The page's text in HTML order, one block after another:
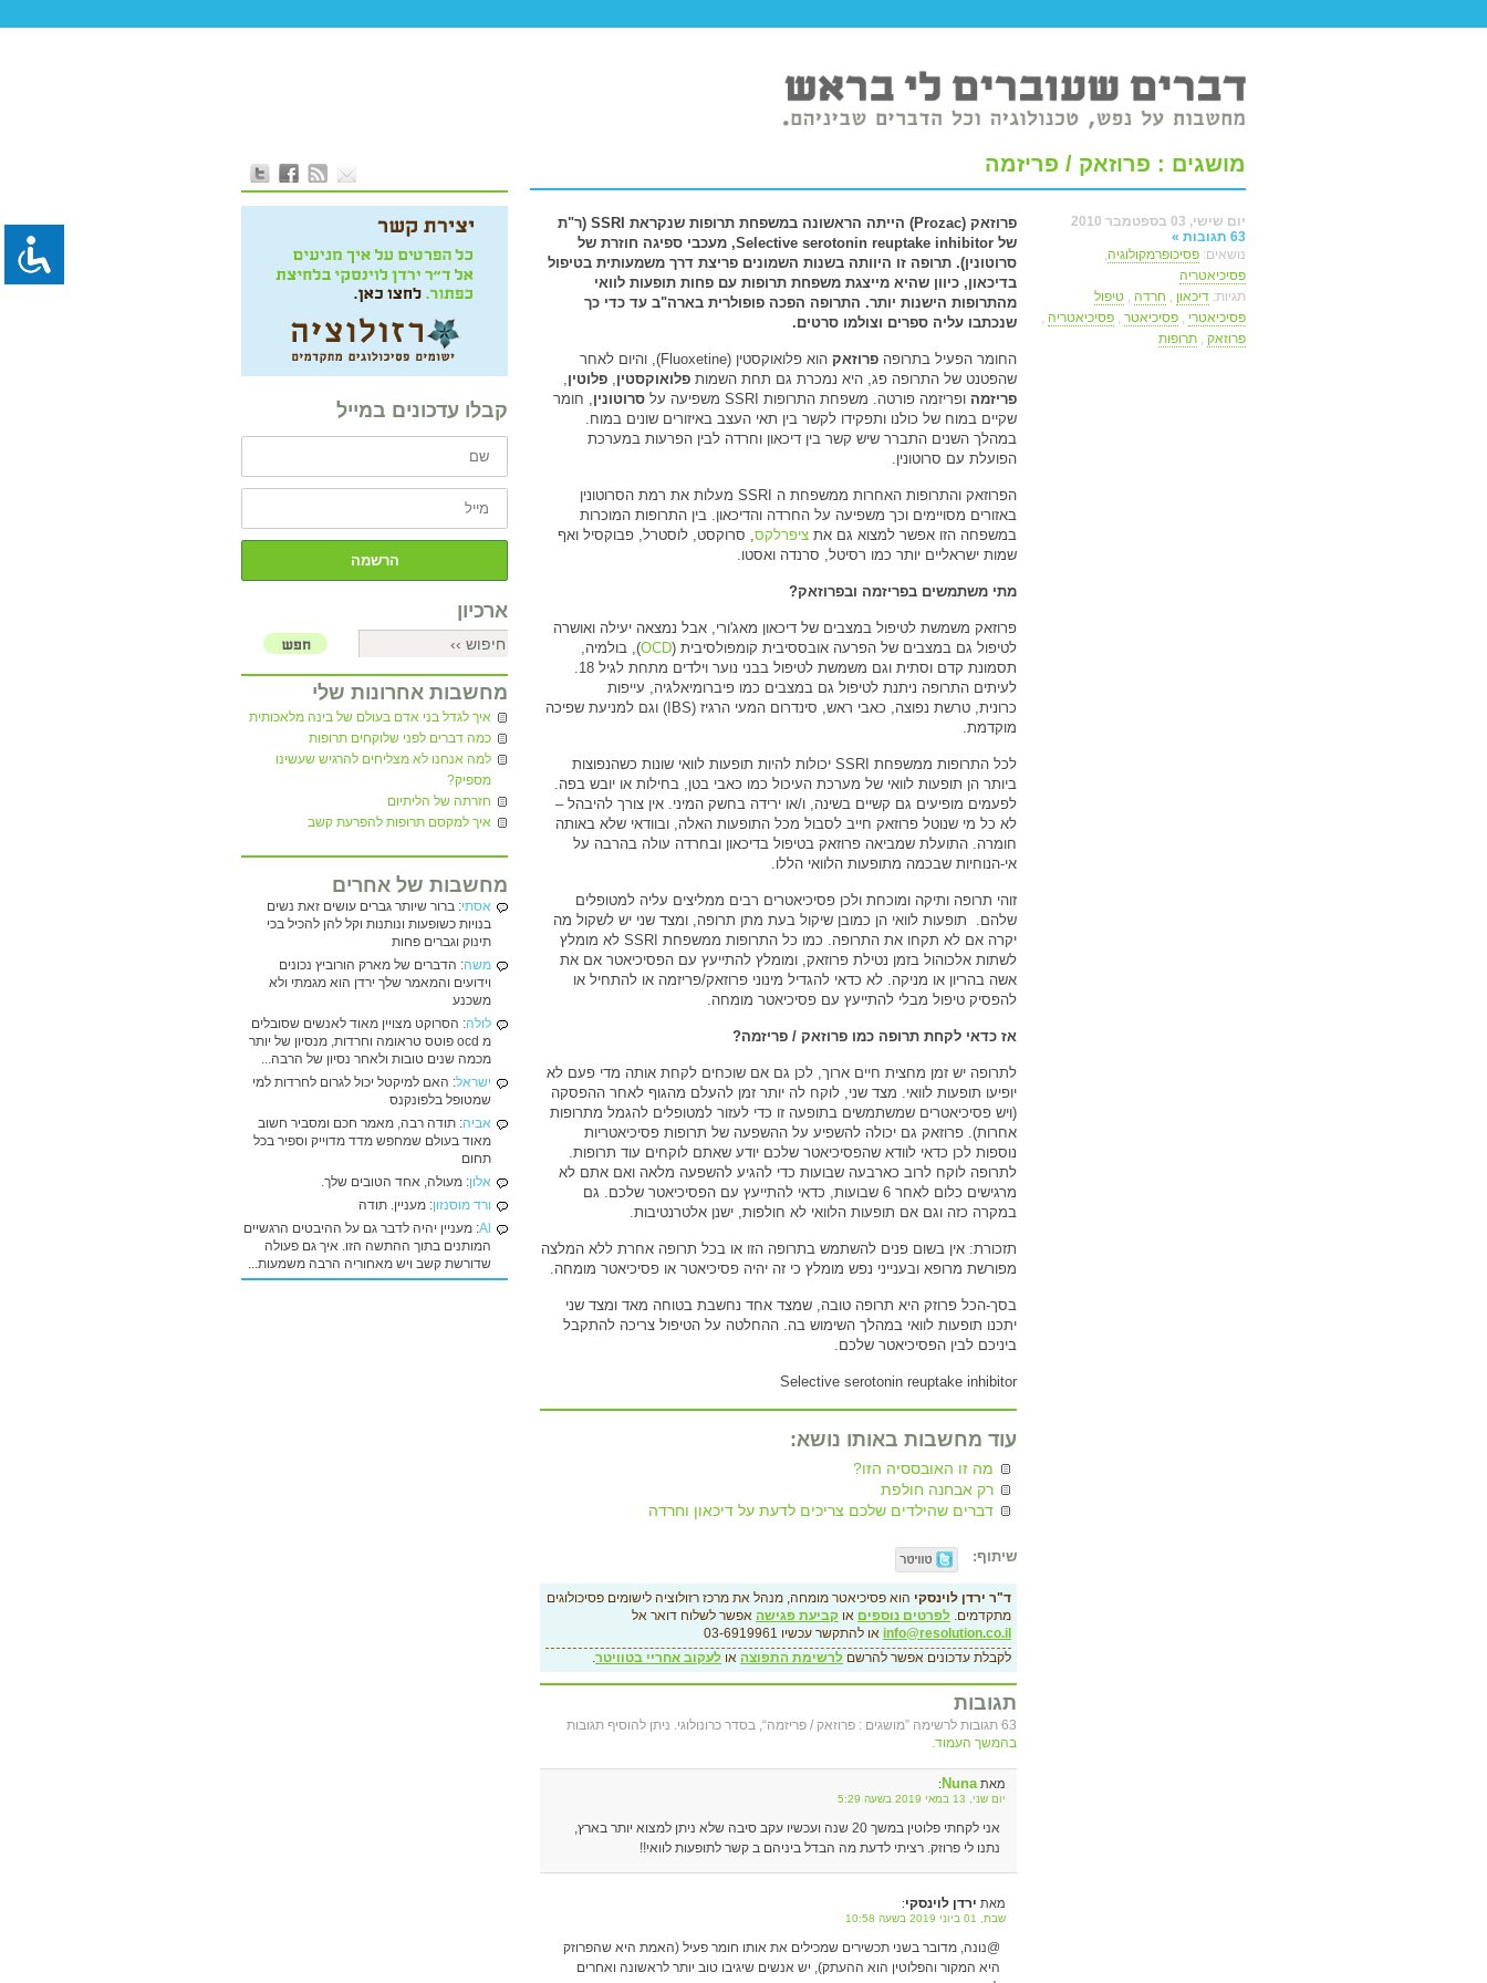
מושגים : פרוזאק / פריזמה
יום שישי, 03 בספטמבר 2010
63 תגובות »
נושאים: פסיכופרמקולוגיה,
פסיכיאטריה
תגיות: דיכאון , חרדה , טיפול
פסיכיאטרי , פסיכיאטר , פסיכיאטריה ,
פרוזאק , תרופות
פרוזאק (Prozac) הייתה הראשונה במשפחת תרופות שנקראת SSRI (ר"ת
של Selective serotonin reuptake inhibitor, מעכבי ספיגה חוזרת של
סרוטונין). תרופה זו היוותה בשנות השמונים פריצת דרך משמעותית בטיפול
בדיכאון, כיוון שהיא מייצגת משפחת תרופות עם פחות תופעות לוואי
מהתרופות הישנות יותר. התרופה הפכה פופולרית בארה"ב עד כדי כך
שנכתבו עליה ספרים וצולמו סרטים.
החומר הפעיל בתרופה פרוזאק
הוא פלואוקסטין (Fluoxetine), והיום לאחר
שהפטנט של התרופה פג, היא נמכרת גם תחת השמות פלואוקסטין, פלוטין,
פריזמה ופריזמה פורטה. משפחת התרופות SSRI משפיעה על סרוטונין, חומר
שקיים במוח של כולנו ותפקידו לקשר בין תאי העצב באיזורים שונים במוח.
במהלך השנים התברר שיש קשר בין דיכאון וחרדה לבין הפרעות במערכת
הפועלת עם סרוטונין.
הפרוזאק והתרופות האחרות ממשפחת ה SSRI מעלות את רמת הסרוטונין
באזורים מסויימים וכך משפיעה על החרדה והדיכאון. בין התרופות המוכרות
במשפחה הזו אפשר למצוא גם את ציפרלקס, סרוקסט, לוסטרל, פבוקסיל ואף
שמות ישראליים יותר כמו רסיטל, סרנדה ואסטו.
מתי משתמשים בפריזמה ובפרוזאק?
פרוזאק משמשת לטיפול במצבים של דיכאון מאג'ורי, אבל נמצאה יעילה ואושרה
לטיפול גם במצבים של הפרעה אובססיבית קומפולסיבית (OCD), בולמיה,
תסמונת קדם וסתית וגם משמשת לטיפול בבני נוער וילדים מתחת לגיל 18.
לעיתים התרופה ניתנת לטיפול גם במצבים כמו פיברומיאלגיה, עייפות
כרונית, טרשת נפוצה, כאבי ראש, סינדרום המעי הרגיז (IBS) וגם למניעת שפיכה
מוקדמת.
לכל התרופות ממשפחת SSRI יכולות להיות תופעות לוואי שונות כשהנפוצות
ביותר הן תופעות לוואי של מערכת העיכול כמו כאבי בטן, בחילות או יובש בפה.
לפעמים מופיעים גם קשיים בשינה, ו/או ירידה בחשק המיני. אין צורך להיבהל –
לא כל מי שנוטל פרוזאק חייב לסבול מכל התופעות האלה, ובוודאי שלא באותה
חומרה. התועלת שמביאה פרוזאק בטיפול בדיכאון ובחרדה עולה בהרבה על
אי-הנוחיות שבכמה מתופעות הלוואי הללו.
זוהי תרופה ותיקה ומוכחת ולכן פסיכיאטרים רבים ממליצים עליה למטופלים
שלהם. תופעות לוואי הן כמובן שיקול בעת מתן תרופה, ומצד שני יש לשקול מה
יקרה אם לא תקחו את התרופה. כמו כל התרופות ממשפחת SSRI לא מומלץ
לשתות אלכוהול בזמן נטילת פרוזאק, ומומלץ להתייעץ עם הפסיכיאטר אם את
אשה בהריון או מניקה. לא כדאי להגדיל מינוני פרוזאק/פריזמה או להתחיל או
להפסיק טיפול מבלי להתייעץ עם פסיכיאטר מומחה.
אז כדאי לקחת תרופה כמו פרוזאק / פריזמה?
לתרופה יש זמן מחצית חיים ארוך, לכן גם אם שוכחים לקחת אותה מדי פעם לא
יופיעו תופעות לוואי. מצד שני, לוקח לה יותר זמן להעלם מהגוף לאחר ההפסקה
(ויש פסיכיאטרים שמשתמשים בתופעה זו כדי לעזור למטופלים להגמל מתרופות
אחרות). פרוזאק גם יכולה להשפיע על ההשפעה של תרופות פסיכיאטריות
נוספות לכן כדאי לוודא שהפסיכיאטר שלכם יודע שאתם לוקחים עוד תרופות.
לתרופה לוקח לרוב כארבעה שבועות כדי להגיע להשפעה מלאה ואם אתם לא
מרגישים כלום לאחר 6 שבועות, כדאי להתייעץ עם הפסיכיאטר שלכם. גם
במקרה כזה וגם אם תופעות הלוואי לא חולפות, ישנן אלטרנטיבות.
תזכורת: אין בשום פנים להשתמש בתרופה הזו או בכל תרופה אחרת ללא המלצה
מפורשת מרופא ובענייני נפש מומלץ כי זה יהיה פסיכיאטר או פסיכיאטר מומחה.
בסך-הכל פרוזק היא תרופה טובה, שמצד אחד נחשבת בטוחה מאד ומצד שני
יתכנו תופעות לוואי במהלך השימוש בה. ההחלטה על הטיפול צריכה להתקבל
ביניכם לבין הפסיכיאטר שלכם.
Selective serotonin reuptake inhibitor
עוד מחשבות באותו נושא:
מה זו האובססיה הזו?
רק אבחנה חולפת
דברים שהילדים שלכם צריכים לדעת על דיכאון וחרדה
שיתוף:
ד"ר ירדן לוינסקי הוא פסיכיאטר מומחה, מנהל את מרכז רזולוציה לישומים פסיכולוגים
מתקדמים. לפרטים נוספים או קביעת פגישה אפשר לשלוח דואר אל
info@resolution.co.il או להתקשר עכשיו 03-6919961
לקבלת עדכונים אפשר להרשם לרשימת התפוצה או לעקוב אחריי בטוויטר.
קבלו עדכונים במייל
ארכיון
מחשבות אחרונות שלי
איך לגדל בני אדם בעולם של בינה מלאכותית
כמה דברים לפני שלוקחים תרופות
למה אנחנו לא מצליחים להרגיש שעשינו
מספיק?
חזרתה של הליתיום
איך למקסם תרופות להפרעת קשב
מחשבות של אחרים
אסתי: ברור שיותר גברים עושים זאת נשים
בנויות כשופעות ונותנות וקל להן להכיל בכי
תינוק וגברים פחות
משה: הדברים של מארק הורוביץ נכונים
וידועים והמאמר שלך ירדן הוא מגמתי ולא
משכנע
לולה: הסרוקט מצויין מאוד לאנשים שסובלים
מ ocd פוטס טראומה וחרדות, מנסיון של יותר
מכמה שנים טובות ולאחר נסיון של הרבה...
ישראל: האם למיקטל יכול לגרום לחרדות למי
שמטופל בלפונקנס
אביה: תודה רבה, מאמר חכם ומסביר חשוב
מאוד בעולם שמחפש מדד מדוייק וספיר בכל
תחום
אלון: מעולה, אחד הטובים שלך.
ורד מוסנזון: מעניין. תודה
Al: מעניין יהיה לדבר גם על ההיבטים הרגשיים
המותנים בתוך ההתשה הזו. איך גם פעולה
שדורשת קשב ויש מאחוריה הרבה משמעות...
תגובות
63 תגובות לרשימה ”מושגים : פרוזאק / פריזמה“, בסדר כרונולוגי. ניתן להוסיף תגובות
בהמשך העמוד.
מאת Nuna
:
יום שני, 13 במאי 2019 בשעה 5:29
אני לקחתי פלוטין במשך 20 שנה ועכשיו עקב סיבה שלא ניתן למצוא יותר בארץ,
נתנו לי פרוזק. רציתי לדעת מה הבדל ביניהם ב קשר לתופעות לוואי!!
מאת ירדן לוינסקי:
שבת, 01 ביוני 2019 בשעה 10:58
@נונה, מדובר בשני תכשירים שמכילים את אותו חומר פעיל (האמת היא שהפרוזק
היא המקור והפלוטין הוא ההעתק), יש אנשים שיגיבו טוב יותר לראשונה ואחרים